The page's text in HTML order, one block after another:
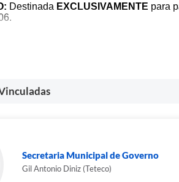
Destinada EXCLUSIVAMENTE para
PROPOSTAS
2024
8h00m às 16h00m
Secretaria Municipal de Governo
Gil Antonio Diniz (Teteco)